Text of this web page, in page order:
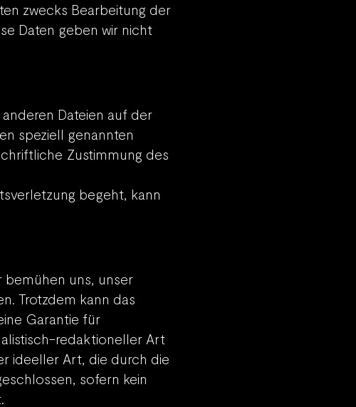
zwecks Bearbeitung der
Daten geben wir nicht
Dateien auf der
speziell genannten
Zustimmung des
begeht, kann
bemühen uns, unser
Trotzdem kann das
Garantie für
redaktioneller Art
ideeller Art, die durch die
sofern kein